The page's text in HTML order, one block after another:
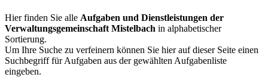
Hier finden Sie alle Aufgaben und Dienstleistungen der
Verwaltungsgemeinschaft Mistelbach in alphabetischer
Sortierung.
Um Ihre Suche zu verfeinern können Sie hier auf dieser Seite einen
Suchbegriff für Aufgaben aus der gewählten Aufgabenliste
eingeben.